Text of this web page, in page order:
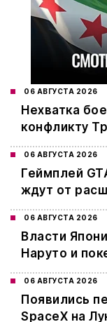
06 АВГУСТА 2026
Нехватка
конфликту
06 АВГУСТА 2026
Геймплей
ждут от
06 АВГУСТА 2026
Власти
Наруто и
06 АВГУСТА 2026
Появились
SpaceX на